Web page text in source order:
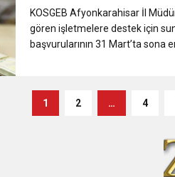
KOSGEB Afyonkarahisar İl
gören işletmelere destek için
başvurularının 31 Mart’ta sona
1 2 … 4